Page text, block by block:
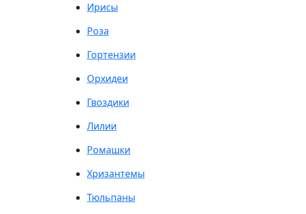
Ирисы
Роза
Гортензии
Орхидеи
Гвоздики
Лилии
Ромашки
Хризантемы
Тюльпаны